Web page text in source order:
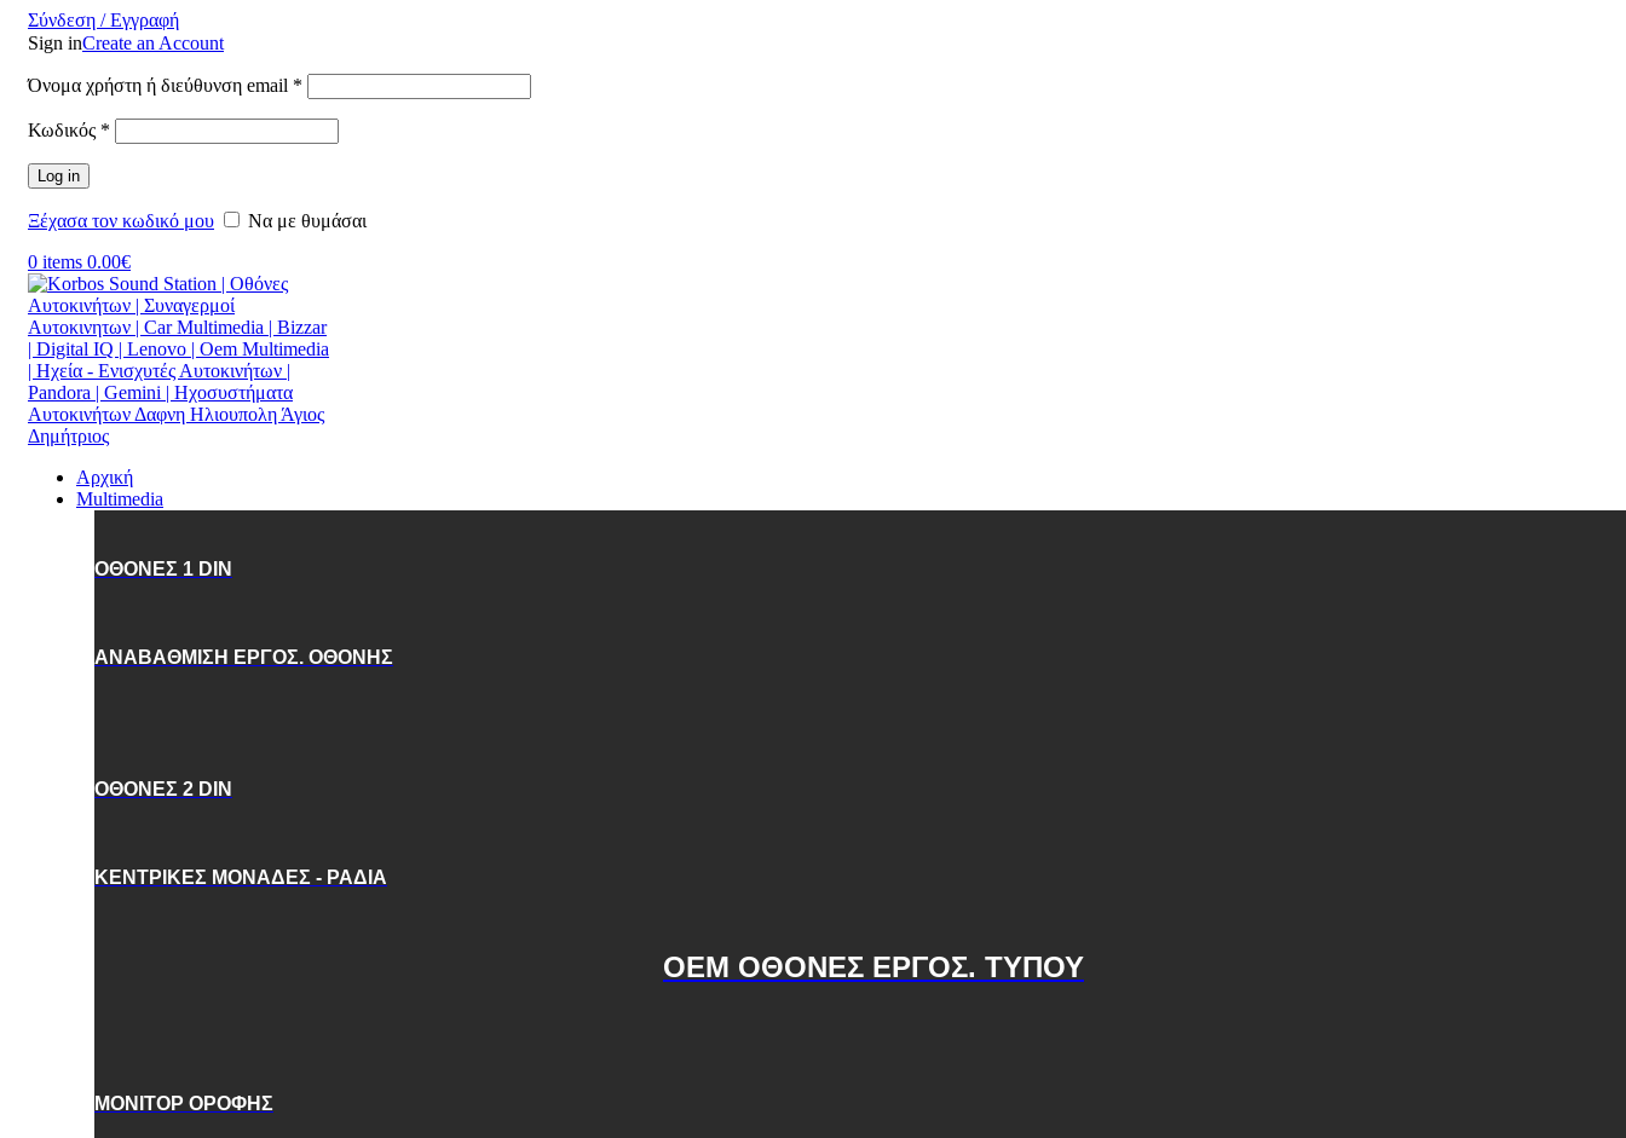
Σύνδεση / Εγγραφή
Sign inCreate an Account
Όνομα χρήστη ή διεύθυνση email *
Κωδικός *
Log in
Ξέχασα τον κωδικό μου
Να με θυμάσαι
0 items 0.00€
Αρχική
Multimedia
ΟΘΟΝΕΣ 1 DIN
ΑΝΑΒΑΘΜΙΣΗ ΕΡΓΟΣ. ΟΘΟΝΗΣ
ΟΘΟΝΕΣ 2 DIN
ΚΕΝΤΡΙΚΕΣ ΜΟΝΑΔΕΣ - ΡΑΔΙΑ
OEM ΟΘΟΝΕΣ ΕΡΓΟΣ. ΤYΠΟΥ
ΜΟΝΙΤΟΡ ΟΡΟΦΗΣ